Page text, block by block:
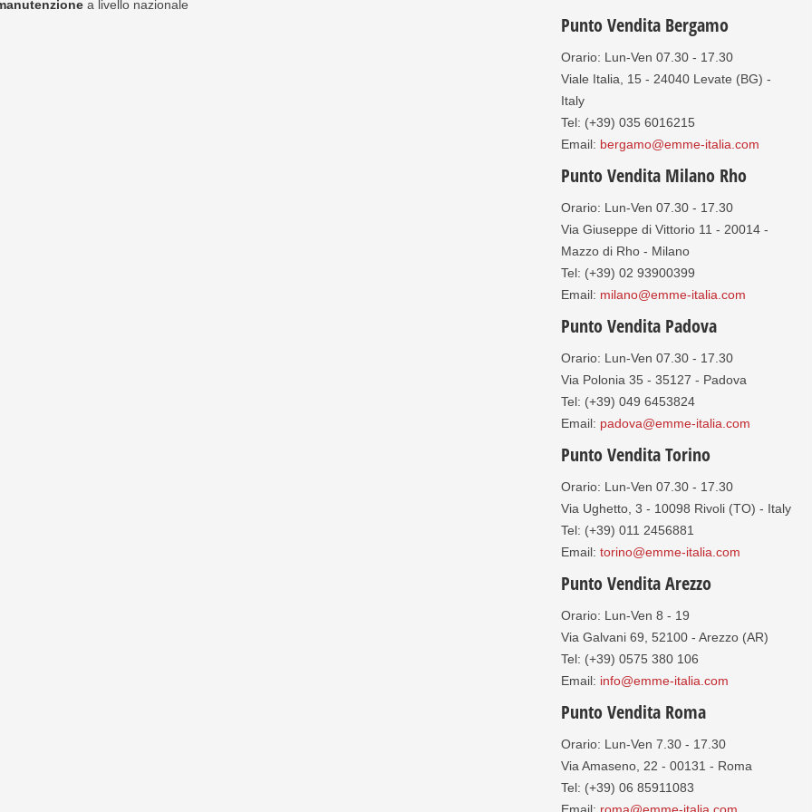
a livello nazionale
Punto Vendita Bergamo
Orario: Lun-Ven 07.30 - 17.30
Viale Italia, 15 - 24040 Levate (BG) -
Italy
Tel: (+39) 035 6016215
Email: bergamo@emme-italia.com
Punto Vendita Milano Rho
Orario: Lun-Ven 07.30 - 17.30
Via Giuseppe di Vittorio 11 - 20014 -
Mazzo di Rho - Milano
Tel: (+39) 02 93900399
Email: milano@emme-italia.com
Punto Vendita Padova
Orario: Lun-Ven 07.30 - 17.30
Via Polonia 35 - 35127 - Padova
Tel: (+39) 049 6453824
Email: padova@emme-italia.com
Punto Vendita Torino
Orario: Lun-Ven 07.30 - 17.30
Via Ughetto, 3 - 10098 Rivoli (TO) - Italy
Tel: (+39) 011 2456881
Email: torino@emme-italia.com
Punto Vendita Arezzo
Orario: Lun-Ven 8 - 19
Via Galvani 69, 52100 - Arezzo (AR)
Tel: (+39) 0575 380 106
Email: info@emme-italia.com
Punto Vendita Roma
Orario: Lun-Ven 7.30 - 17.30
Via Amaseno, 22 - 00131 - Roma
Tel: (+39) 06 85911083